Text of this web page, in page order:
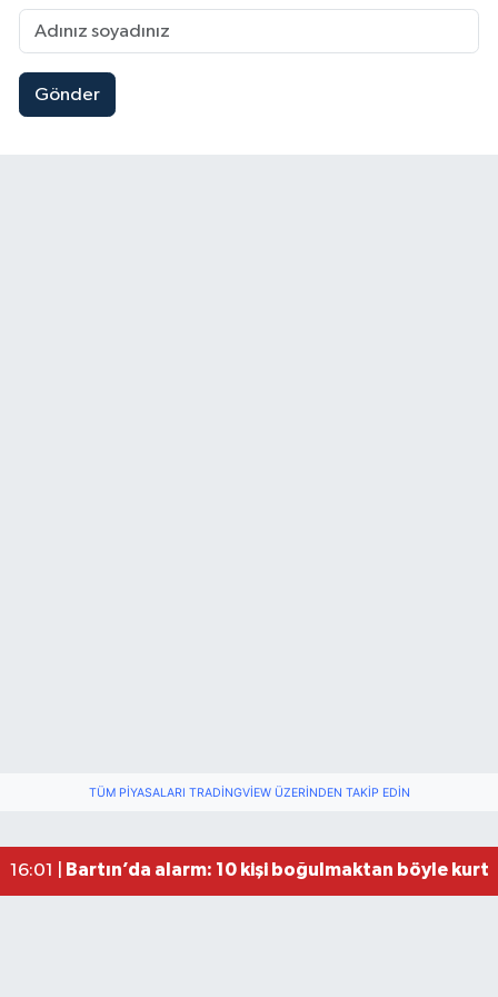
Gönder
TÜM PIYASALARI TRADINGVIEW ÜZERINDEN TAKIP EDIN
16:01 |
Bartın’da alarm: 10 kişi boğulmaktan böyle